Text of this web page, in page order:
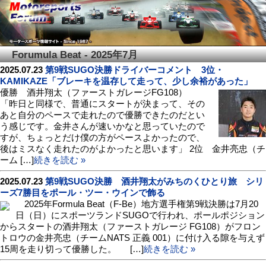
Forumula Beat - 2025年7月
2025.07.23 第9戦SUGO決勝ドライバーコメント 3位・
KAMIKAZE「ブレーキを温存して走って、少し余裕があった」
優勝 酒井翔太（ファーストガレージFG108）
「昨日と同様で、普通にスタートが決まって、その
あと自分のペースで走れたので優勝できたのだとい
う感じです。金井さんが速いかなと思っていたので
すが、ちょっとだけ僕の方がペースよかったので、
後はミスなく走れたのがよかったと思います」 2位 金井亮忠（チ
ーム […]続きを読む »
2025.07.23 第9戦SUGO決勝 酒井翔太がみちのくひとり旅 シリ
ーズ7勝目をポール・ツー・ウインで飾る
2025年Formula Beat（F-Be）地方選手権第9戦決勝は7月20
日（日）にスポーツランドSUGOで行われ、ポールポジション
からスタートの酒井翔太（ファーストガレージ FG108）がフロン
トロウの金井亮忠（チームNATS 正義 001）に付け入る隙を与えず
15周を走り切って優勝した。 […]続きを読む »